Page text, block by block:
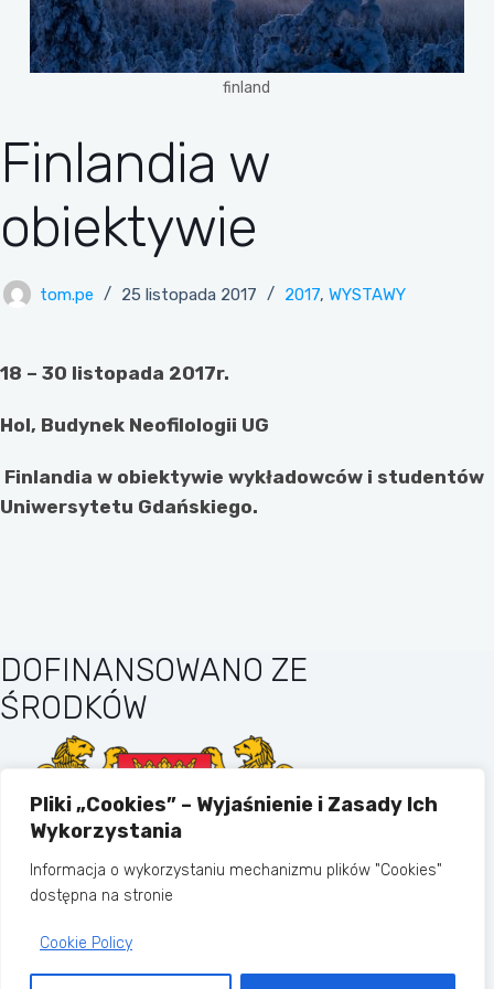
Pliki „Cookies” – Wyjaśnienie i Zasady Ich
Wykorzystania
Informacja o wykorzystaniu mechanizmu plików "Cookies"
dostępna na stronie
Cookie Policy
finland
Finlandia w
obiektywie
tom.pe 25 listopada 2017 2017, WYSTAWY
18 – 30 listopada 2017r.
Hol, Budynek Neofilologii UG
Finlandia w obiektywie wykładowców i studentów
Uniwersytetu Gdańskiego.
DOFINANSOWANO ZE
ŚRODKÓW